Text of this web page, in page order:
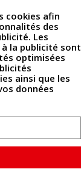
💙
cookies afin
des
Les
la publicité sont
optimisées
ainsi que les
données